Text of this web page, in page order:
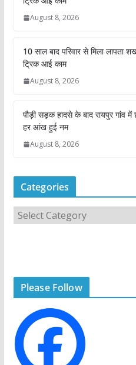
August 8, 2026
10 साल बाद परिवार से मिला लापता
ट्रिक आई काम
August 8, 2026
पौड़ी सड़क हादसे के बाद रायपुर गांव
हर आंख हुई नम
August 8, 2026
Categories
e
s
Please Follow